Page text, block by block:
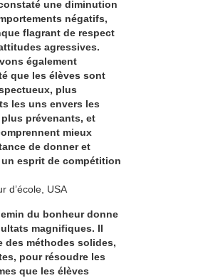
une diminution
négatifs,
flagrant de respect
agressives.
également
que les élèves sont
plus
les uns envers les
prévenants, et
mieux
de donner et
un esprit de compétition
d’école, USA
du bonheur donne
magnifiques. Il
des méthodes solides,
pour résoudre les
que les élèves